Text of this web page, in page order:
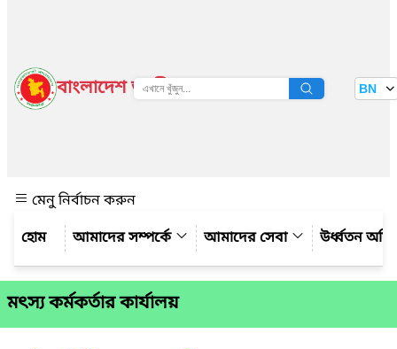
বাংলাদেশ জাতীয় তথ্য বাতায়ন BN
মেনু নির্বাচন করুন
আমাদের সম্পর্কে
আমাদের সেবা উর্ধ্বতন
মৎস্য কর্মকর্তার কার্যালয়